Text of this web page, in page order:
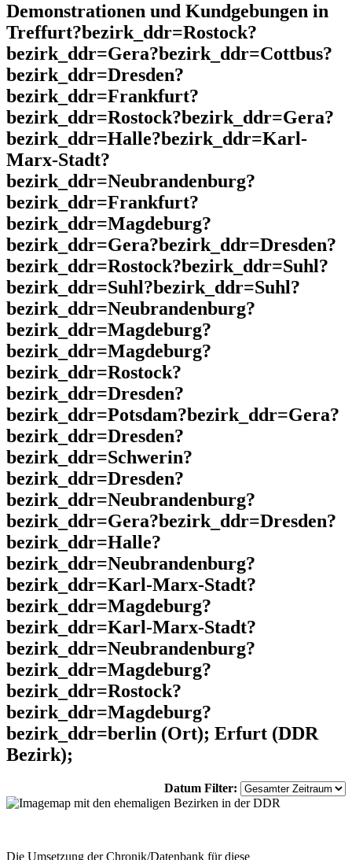
Demonstrationen und Kundgebungen in
Treffurt?bezirk_ddr=Rostock?
bezirk_ddr=Gera?bezirk_ddr=Cottbus?
bezirk_ddr=Dresden?
bezirk_ddr=Frankfurt?
bezirk_ddr=Rostock?bezirk_ddr=Gera?
bezirk_ddr=Halle?bezirk_ddr=Karl-
Marx-Stadt?
bezirk_ddr=Neubrandenburg?
bezirk_ddr=Frankfurt?
bezirk_ddr=Magdeburg?
bezirk_ddr=Gera?bezirk_ddr=Dresden?
bezirk_ddr=Rostock?bezirk_ddr=Suhl?
bezirk_ddr=Suhl?bezirk_ddr=Suhl?
bezirk_ddr=Neubrandenburg?
bezirk_ddr=Magdeburg?
bezirk_ddr=Magdeburg?
bezirk_ddr=Rostock?
bezirk_ddr=Dresden?
bezirk_ddr=Potsdam?bezirk_ddr=Gera?
bezirk_ddr=Dresden?
bezirk_ddr=Schwerin?
bezirk_ddr=Dresden?
bezirk_ddr=Neubrandenburg?
bezirk_ddr=Gera?bezirk_ddr=Dresden?
bezirk_ddr=Halle?
bezirk_ddr=Neubrandenburg?
bezirk_ddr=Karl-Marx-Stadt?
bezirk_ddr=Magdeburg?
bezirk_ddr=Karl-Marx-Stadt?
bezirk_ddr=Neubrandenburg?
bezirk_ddr=Magdeburg?
bezirk_ddr=Rostock?
bezirk_ddr=Magdeburg?
bezirk_ddr=berlin (Ort); Erfurt (DDR
Bezirk);
Datum Filter:
Die Umsetzung der Chronik/Datenbank für diese